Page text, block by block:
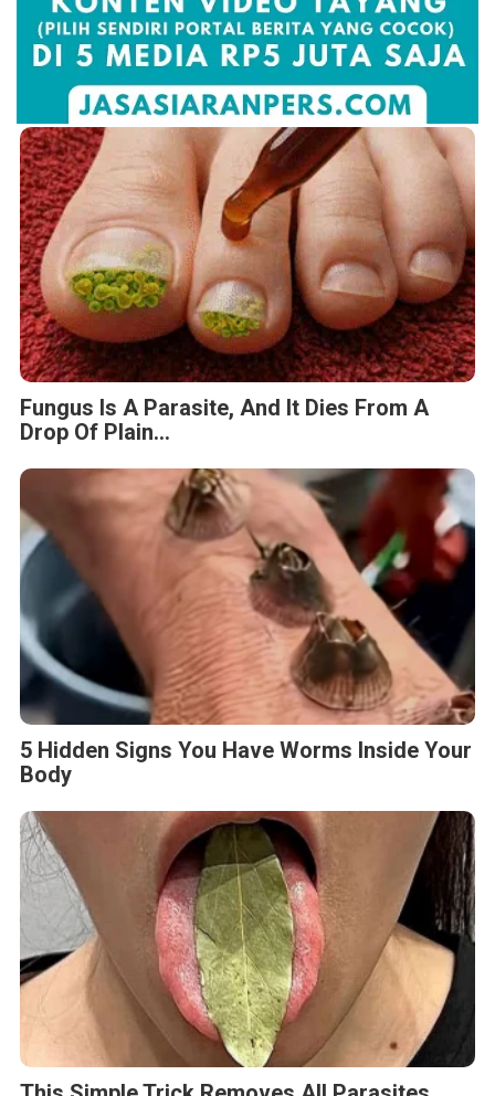
Fungus Is A Parasite, And It Dies From A
Drop Of Plain...
5 Hidden Signs You Have Worms Inside Your
Body